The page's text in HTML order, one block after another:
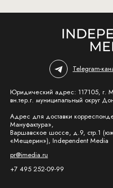
Telegram-
Юридический адрес: 117105, г.
вн.тер.г. муниципальный округ
Адрес для доставки
Мануфактура»,
Варшавское шоссе, д.9, стр.1
«Мещерин»), Independent Media
pr@imedia.ru
+7 495 252-09-99